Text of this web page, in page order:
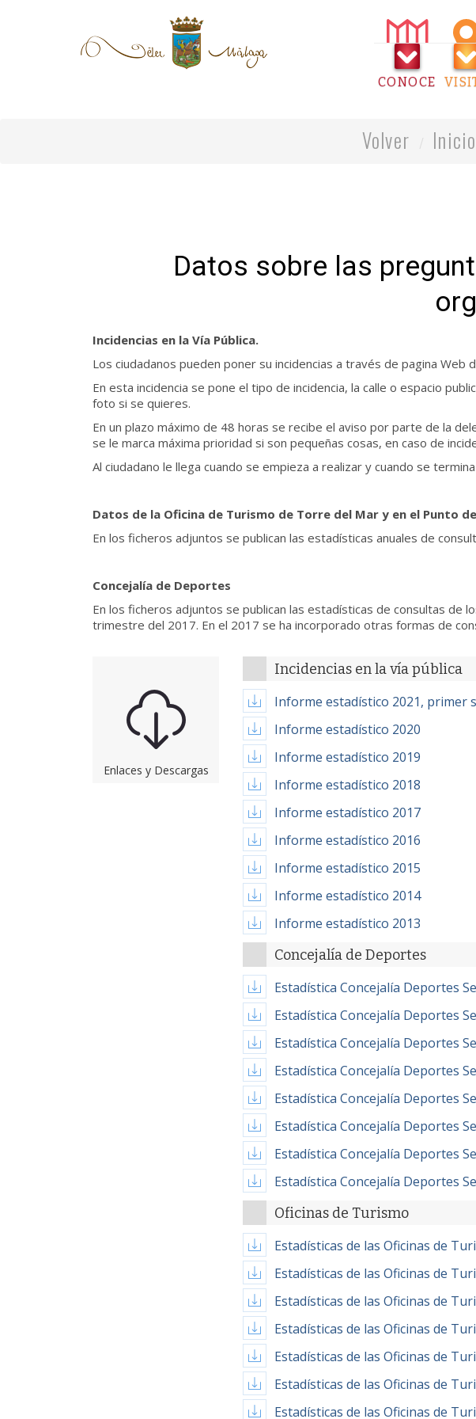
CONOCE
Volver Inicio
Datos sobre las
Incidencias en la Vía Pública.
Los ciudadanos pueden poner su incidencias a través de pagina
En esta incidencia se pone el tipo de incidencia, la calle o espacio
foto si se quieres.
En un plazo máximo de 48 horas se recibe el aviso por parte de la
se le marca máxima prioridad si son pequeñas cosas, en caso de
Al ciudadano le llega cuando se empieza a realizar y cuando se
Datos de la Oficina de Turismo de Torre del Mar y en el Punto
En los ficheros adjuntos se publican las estadísticas anuales de
Concejalía de Deportes
En los ficheros adjuntos se publican las estadísticas de consultas de
trimestre del 2017. En el 2017 se ha incorporado otras formas de
Enlaces y Descargas
Incidencias en la vía pública
Informe estadístico 2021, primer
Informe estadístico 2020
Informe estadístico 2019
Informe estadístico 2018
Informe estadístico 2017
Informe estadístico 2016
Informe estadístico 2015
Informe estadístico 2014
Informe estadístico 2013
Concejalía de Deportes
Estadística Concejalía Deportes
Estadística Concejalía Deportes
Estadística Concejalía Deportes
Estadística Concejalía Deportes
Estadística Concejalía Deportes
Estadística Concejalía Deportes
Estadística Concejalía Deportes
Estadística Concejalía Deportes
Oficinas de Turismo
Estadísticas de las Oficinas de
Estadísticas de las Oficinas de
Estadísticas de las Oficinas de
Estadísticas de las Oficinas de
Estadísticas de las Oficinas de
Estadísticas de las Oficinas de
Estadísticas de las Oficinas de